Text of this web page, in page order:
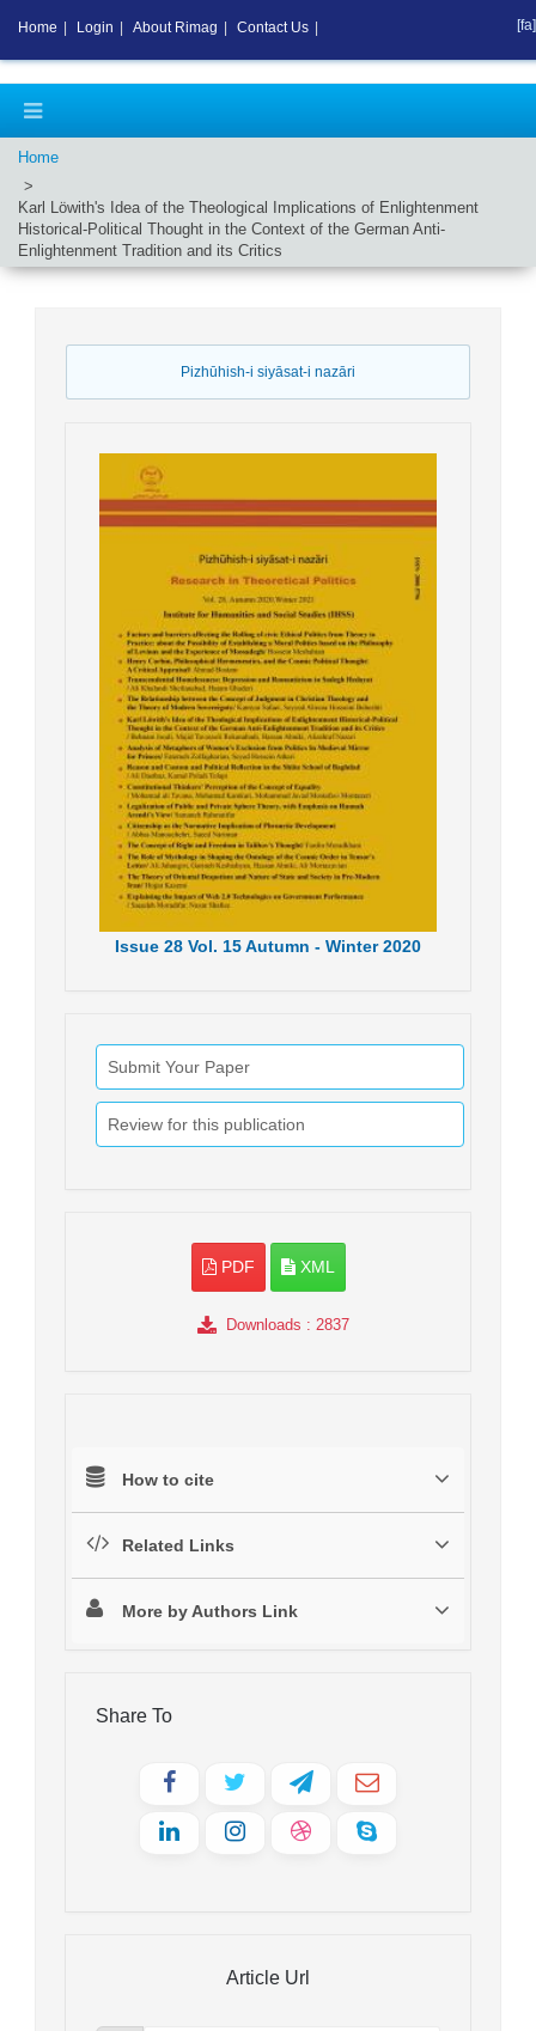
Home
Karl Löwith's Idea of the Theological Implications of Enlightenment
Historical-Political Thought in the Context of the German Anti-
Enlightenment Tradition and its Critics
Pizhūhish-i siyāsat-i nazāri
Issue 28 Vol. 15Autumn - Winter 2020
Submit Your Paper
Review for this publication
PDF XML
Downloads : 2837
How to cite
Related Links
More by Authors Link
Share To
Article Url
Home Login About Rimag Contact Us [fa]